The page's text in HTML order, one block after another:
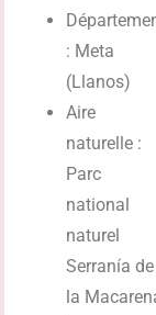
: Meta
(Llanos)
Aire
naturelle :
Parc
national
naturel
Serranía de
la